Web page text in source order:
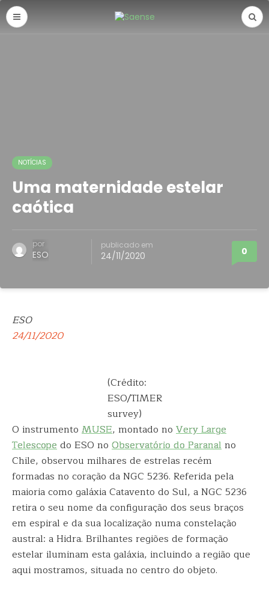
NOTÍCIAS
Uma maternidade estelar
caótica
por
ESO
publicado em
24/11/2020 0
ESO
24/11/2020
(Crédito:
ESO/TIMER
survey)
O instrumento MUSE, montado no Very Large
Telescopedo ESO no Observatório do Paranalno
Chile, observou milhares de estrelas recém
formadas no coração da NGC 5236. Referida pela
maioria como galáxia Catavento do Sul, a NGC 5236
retira o seu nome da configuração dos seus braços
em espiral e da sua localização numa constelação
austral: a Hidra. Brilhantes regiões de formação
estelar iluminam esta galáxia, incluindo a região que
aqui mostramos, situada no centro do objeto.